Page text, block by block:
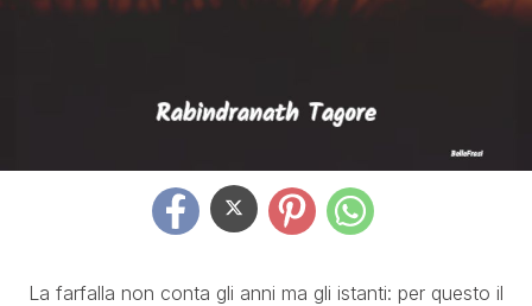
La farfalla non conta gli anni ma gli istanti: per questo il